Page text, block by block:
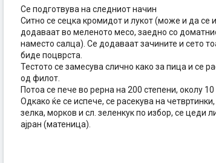
Се подготвува на следниот начин
Ситно се сецка кромидот и лукот (може и да
додаваат во меленото месо, заедно со
наместо салца). Се додаваат зачините и сето
биде поцврста.
Тестото се замесува слично како за пица и се
од филот.
Потоа се пече во рерна на 200 степени, околу
Одкако ќе се испече, се расекува на
зелка, морков и сл. зеленкук по избор, се цеди
ајран (матеница).